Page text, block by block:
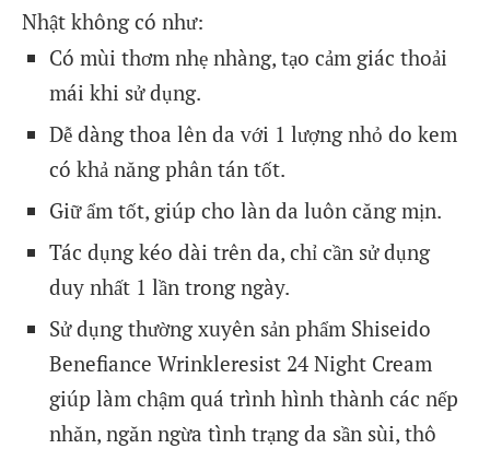
Nhật không có như:
Có mùi thơm nhẹ nhàng, tạo cảm giác thoải
mái khi sử dụng.
Dễ dàng thoa lên da với 1 lượng nhỏ do kem
có khả năng phân tán tốt.
Giữ ẩm tốt, giúp cho làn da luôn căng mịn.
Tác dụng kéo dài trên da, chỉ cần sử dụng
duy nhất 1 lần trong ngày.
Sử dụng thường xuyên sản phẩm Shiseido
Benefiance Wrinkleresist 24 Night Cream
giúp làm chậm quá trình hình thành các nếp
nhăn, ngăn ngừa tình trạng da sần sùi, thô